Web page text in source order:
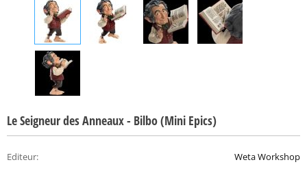
Le Seigneur des Anneaux - Bilbo (Mini Epics)
Editeur: Weta Workshop